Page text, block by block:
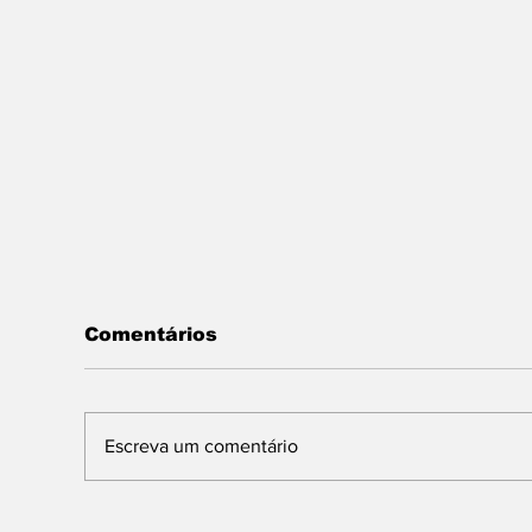
Comentários
Escreva um comentário